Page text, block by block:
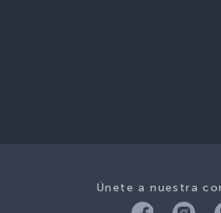
Únete a nuestra